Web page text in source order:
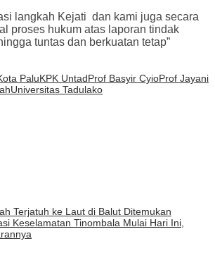
langkah Kejati dan kami juga secara
proses hukum atas laporan tindak
tuntas dan berkuatan tetap”
PaluKPK UntadProf Basyir CyioProf Jayani
Universitas Tadulako
Terjatuh ke Laut di Balut Ditemukan
Keselamatan Tinombala Mulai Hari Ini,